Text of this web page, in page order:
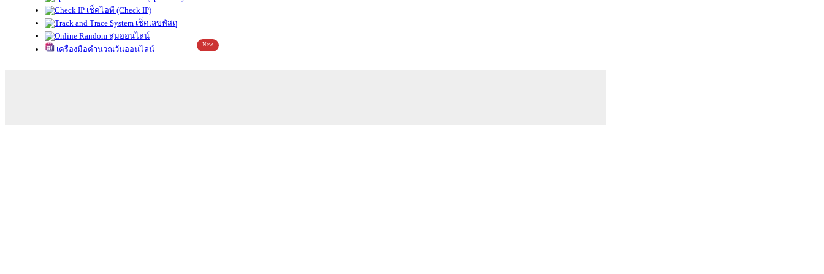
เช็คไอพี (Check IP)
เช็คเลขพัสดุ
สุ่มออนไลน์
เครื่องมือคำนวณวันออนไลน์
New